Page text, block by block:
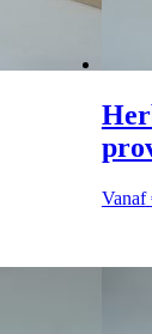
Vanaf